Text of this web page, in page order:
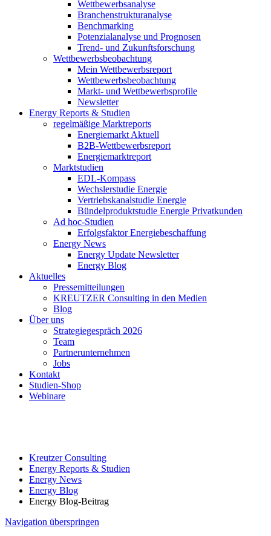
Wettbewerbsanalyse
Branchenstrukturanalyse
Benchmarking
Potenzialanalyse und Prognosen
Trend- und Zukunftsforschung
Wettbewerbs­beobachtung
Mein Wettbewerbsreport
Wettbewerbsbeobachtung
Markt- und Wettbewerbsprofile
Newsletter
Energy Reports & Studien
regelmäßige Marktreports
Energiemarkt Aktuell
B2B-Wettbewerbsreport
Energiemarktreport
Marktstudien
EDL-Kompass
Wechslerstudie Energie
Vertriebskanalstudie Energie
Bündelproduktstudie Energie Privatkunden
Ad hoc-Studien
Erfolgsfaktor Energiebeschaffung
Energy News
Energy Update Newsletter
Energy Blog
Aktuelles
Pressemitteilungen
KREUTZER Consulting in den Medien
Blog
Über uns
Strategiegespräch 2026
Team
Partnerunternehmen
Jobs
Kontakt
Studien-Shop
Webinare
Kreutzer Consulting
Energy Reports & Studien
Energy News
Energy Blog
Energy Blog-Beitrag
Navigation überspringen